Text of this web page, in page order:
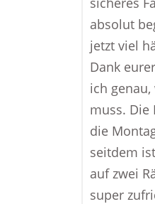
absolut
jetzt viel
Dank
ich
muss. Die
die
seitdem
auf zwei
super